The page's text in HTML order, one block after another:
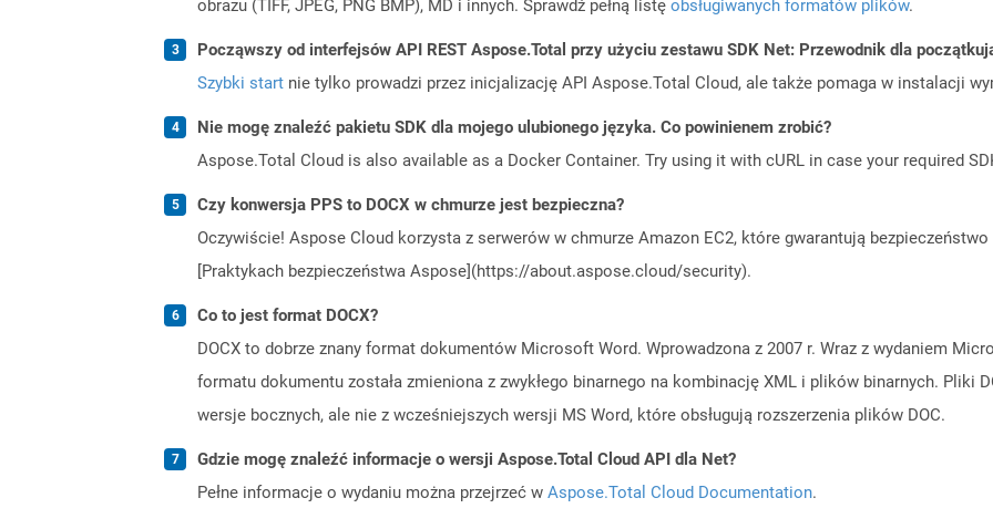
obrazu (TIFF, JPEG, PNG BMP), MD i innych. Sprawdź pełną listę obsługiwanych formatów plików.
Począwszy od interfejsów API REST Aspose.Total przy użyciu zestawu SDK Net: Przewodnik dla
Szybki start nie tylko prowadzi przez inicjalizację API Aspose.Total Cloud, ale także pomaga w instalacji
Nie mogę znaleźć pakietu SDK dla mojego ulubionego języka. Co powinienem zrobić?
Aspose.Total Cloud is also available as a Docker Container. Try using it with cURL in case your required
Czy konwersja PPS to DOCX w chmurze jest bezpieczna?
Oczywiście! Aspose Cloud korzysta z serwerów w chmurze Amazon EC2, które gwarantują
[Praktykach bezpieczeństwa Aspose](https://about.aspose.cloud/security).
Co to jest format DOCX?
DOCX to dobrze znany format dokumentów Microsoft Word. Wprowadzona z 2007 r. Wraz z wydaniem
formatu dokumentu została zmieniona z zwykłego binarnego na kombinację XML i plików binarnych. Pliki
wersje bocznych, ale nie z wcześniejszych wersji MS Word, które obsługują rozszerzenia plików DOC.
Gdzie mogę znaleźć informacje o wersji Aspose.Total Cloud API dla Net?
Pełne informacje o wydaniu można przejrzeć w Aspose.Total Cloud Documentation.